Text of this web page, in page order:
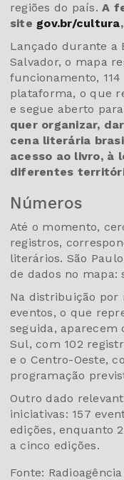
regiões do país.A
site gov.br/cultura
Lançado durante a
Salvador, o mapa
funcionamento,
plataforma, o que
e segue aberto
quer organizar,
cena literária
acesso ao livro, à
diferentes
Números
Até o momento,
registros,
literários. São
de dados no mapa:
Na distribuição por
eventos, o que
seguida, aparecem
Sul, com 102
e o Centro-Oeste,
programação
Outro dado
iniciativas: 157
edições, enquanto
a cinco edições.
Fonte: